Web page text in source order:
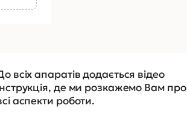
всіх апаратів додається відео
де ми розкажемо Вам про
аспекти роботи.